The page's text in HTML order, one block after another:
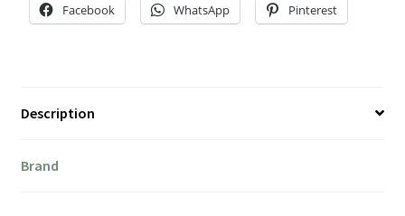
Facebook WhatsApp Pinterest
Description
Brand